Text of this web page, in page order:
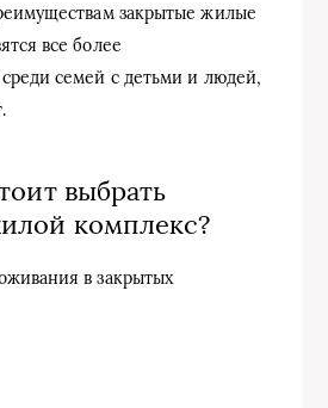
закрытые жилые
все более
семей с детьми и людей,
выбрать
комплекс?
в закрытых